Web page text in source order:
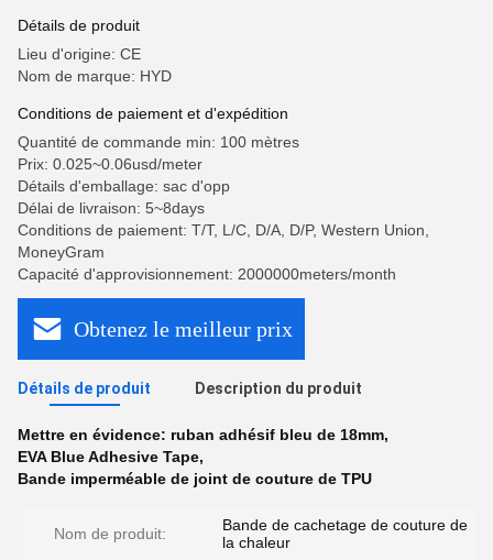
Détails de produit
Lieu d'origine: CE
Nom de marque: HYD
Conditions de paiement et d'expédition
Quantité de commande min: 100 mètres
Prix: 0.025~0.06usd/meter
Détails d'emballage: sac d'opp
Délai de livraison: 5~8days
Conditions de paiement: T/T, L/C, D/A, D/P, Western Union,
MoneyGram
Capacité d'approvisionnement: 2000000meters/month
Obtenez le meilleur prix
Détails de produit Description du produit
Mettre en évidence: ruban adhésif bleu de 18mm,
EVA Blue Adhesive Tape,
Bande imperméable de joint de couture de TPU
Nom de produit:
Bande de cachetage de couture de
la chaleur